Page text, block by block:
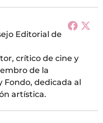
Editorial de
crítico de cine y
de la
Fondo, dedicada al
artística.